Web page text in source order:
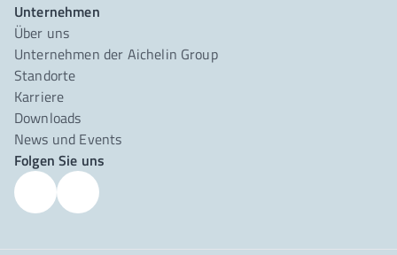
Unternehmen
Über uns
Unternehmen der Aichelin Group
Standorte
Karriere
Downloads
News und Events
Folgen Sie uns